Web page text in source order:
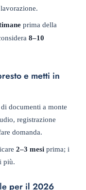
prima della
8–10
e metti in
documenti a monte
registrazione
domanda.
2–3 mesi prima; i
più.
per il 2026